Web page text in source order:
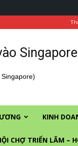
Singapore
KINH
CHỢ TRIỂN LÃM –